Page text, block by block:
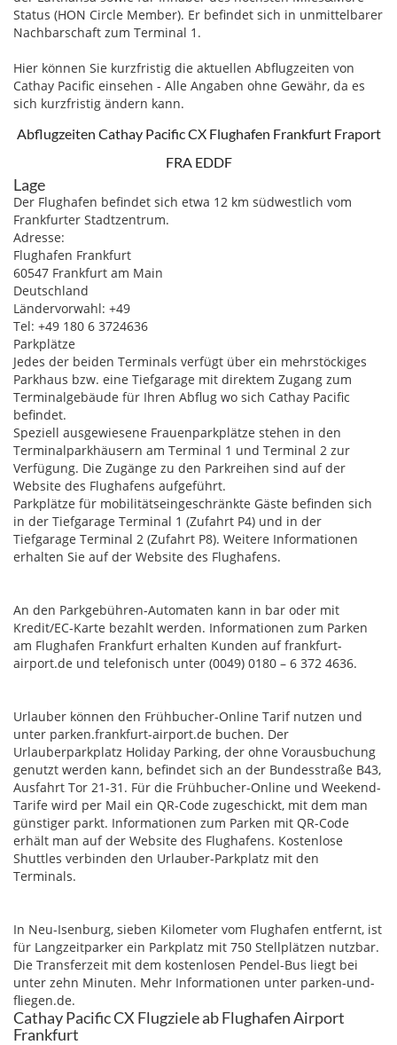
Status (HON Circle Member). Er befindet sich in unmittelbarer
Nachbarschaft zum Terminal 1.
Hier können Sie kurzfristig die aktuellen Abflugzeiten von
Cathay Pacific einsehen - Alle Angaben ohne Gewähr, da es
sich kurzfristig ändern kann.
Abflugzeiten Cathay Pacific CX Flughafen Frankfurt Fraport
FRA EDDF
Lage
Der Flughafen befindet sich etwa 12 km südwestlich vom
Frankfurter Stadtzentrum.
Adresse:
Flughafen Frankfurt
60547 Frankfurt am Main
Deutschland
Ländervorwahl: +49
Tel: +49 180 6 3724636
Parkplätze
Jedes der beiden Terminals verfügt über ein mehrstöckiges
Parkhaus bzw. eine Tiefgarage mit direktem Zugang zum
Terminalgebäude für Ihren Abflug wo sich Cathay Pacific
befindet.
Speziell ausgewiesene Frauenparkplätze stehen in den
Terminalparkhäusern am Terminal 1 und Terminal 2 zur
Verfügung. Die Zugänge zu den Parkreihen sind auf der
Website des Flughafens aufgeführt.
Parkplätze für mobilitätseingeschränkte Gäste befinden sich
in der Tiefgarage Terminal 1 (Zufahrt P4) und in der
Tiefgarage Terminal 2 (Zufahrt P8). Weitere Informationen
erhalten Sie auf der Website des Flughafens.
An den Parkgebühren-Automaten kann in bar oder mit
Kredit/EC-Karte bezahlt werden. Informationen zum Parken
am Flughafen Frankfurt erhalten Kunden auf frankfurt-
airport.de und telefonisch unter (0049) 0180 – 6 372 4636.
Urlauber können den Frühbucher-Online Tarif nutzen und
unter parken.frankfurt-airport.de buchen. Der
Urlauberparkplatz Holiday Parking, der ohne Vorausbuchung
genutzt werden kann, befindet sich an der Bundesstraße B43,
Ausfahrt Tor 21-31. Für die Frühbucher-Online und Weekend-
Tarife wird per Mail ein QR-Code zugeschickt, mit dem man
günstiger parkt. Informationen zum Parken mit QR-Code
erhält man auf der Website des Flughafens. Kostenlose
Shuttles verbinden den Urlauber-Parkplatz mit den
Terminals.
In Neu-Isenburg, sieben Kilometer vom Flughafen entfernt, ist
für Langzeitparker ein Parkplatz mit 750 Stellplätzen nutzbar.
Die Transferzeit mit dem kostenlosen Pendel-Bus liegt bei
unter zehn Minuten. Mehr Informationen unter parken-und-
fliegen.de.
Cathay Pacific CX Flugziele ab Flughafen Airport
Frankfurt